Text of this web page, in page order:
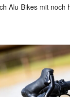
Alu-Bikes mit noch